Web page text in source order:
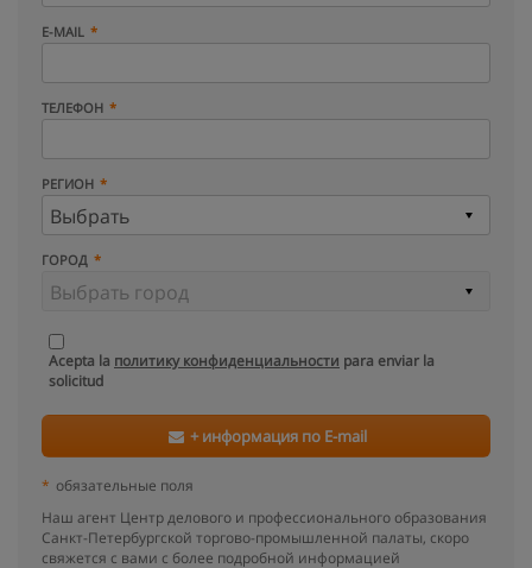
E-MAIL
ТЕЛЕФОН
РЕГИОН
ГОРОД
Acepta la политику конфиденциальности para enviar la
solicitud
+ информация по E-mail
* обязательные поля
Наш агент Центр делового и профессионального образования
Санкт-Петербургской торгово-промышленной палаты, скоро
свяжется с вами с более подробной информацией